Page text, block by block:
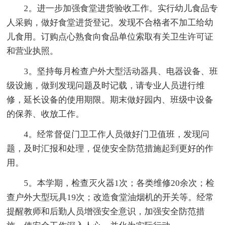
2。进一步加强食堂进货验收工作。实行幼儿食品专
人采购，做好食堂进货登记。发现不合格者不加工给幼
儿食用。订购点心熟食向食品单位索取有关卫生许可证
和营业执照。
3。坚持每月检查户外大型活动器具、电器设备、班
级设施，做到发现问题及时记载，请专业人员进行维
修，延长设备的使用期限。期末做好园内、班级中设备
的保养、收放工作。
4。经常督促门卫工作人员做好门卫值班，发现问
题，及时汇报和处理，促使安全防范措施起到更好的作
用。
5。本学期，检查灭火器1次；各类维修20余次；检
查户外大型玩具19次；改造食堂油烟机的开关等。经常
提醒教师和后勤人员增强安全意识，加强安全防范措